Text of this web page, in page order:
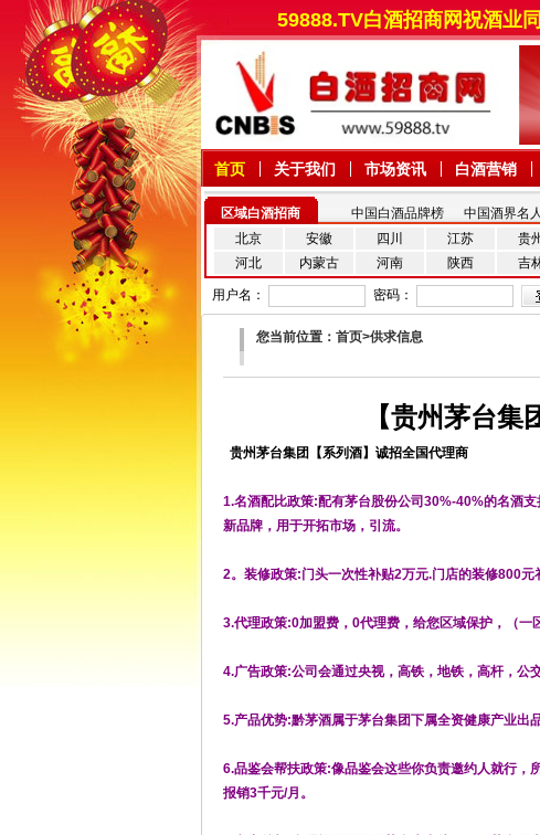
59888.TV白酒招商网祝酒
首页 关于我们 市场资讯 白酒营销
区域白酒招商 中国白酒品牌榜 中国酒界名
北京
安徽 四川 江苏 贵
河北
内蒙古 河南 陕西 吉
用户名： 密码：
您当前位置：首页>供求信息
【贵州茅台
贵州茅台集团【系列酒】诚招全国代理商
1.名酒配比政策:配有茅台股份公司30%-40%的名酒
新品牌，用于开拓市场，引流。
2。装修政策:门头一次性补贴2万元.门店的装修800元
3.代理政策:0加盟费，0代理费，给您区域保护，（一
4.广告政策:公司会通过央视，高铁，地铁，高杆，公
5.产品优势:黔茅酒属于茅台集团下属全资健康产业出
6.品鉴会帮扶政策:像品鉴会这些你负责邀约人就行
报销3千元/月。